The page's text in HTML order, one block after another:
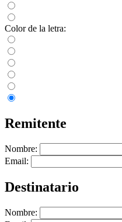
Color de la letra:
Remitente
Nombre:
Email:
Destinatario
Nombre: